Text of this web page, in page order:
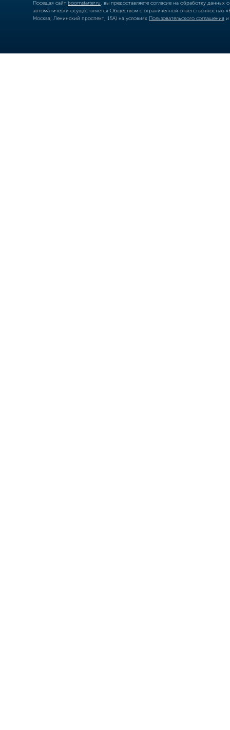
Посещая сайт boomstarter.ru , вы предоставляете согласие на обработку
автоматически осуществляется Обществом с ограниченной
Москва, Ленинский проспект, 15А) на условиях Пользовательского соглашения и